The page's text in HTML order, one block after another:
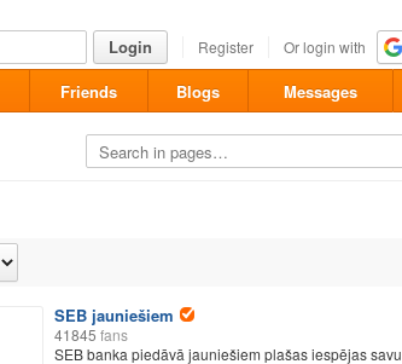
Login Register Or login with
Friends Blogs Messages
SEB jauniešiem
41845 fans
SEB banka piedāvā jauniešiem plašas iespējas savu